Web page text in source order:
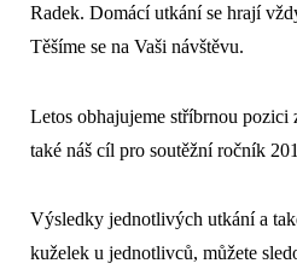
Radek. Domácí utkání se hrají
Těšíme se na Vaši návštěvu.
Letos obhajujeme stříbrnou pozici
také náš cíl pro soutěžní ročník
Výsledky jednotlivých utkání a
kuželek u jednotlivců, můžete